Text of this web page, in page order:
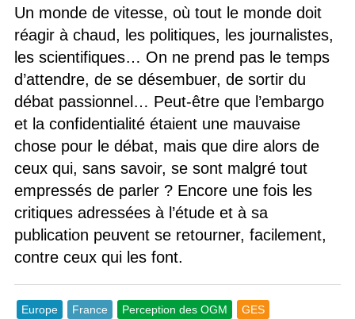
Un monde de vitesse, où tout le monde doit
réagir à chaud, les politiques, les journalistes,
les scientifiques… On ne prend pas le temps
d’attendre, de se désembuer, de sortir du
débat passionnel… Peut-être que l’embargo
et la confidentialité étaient une mauvaise
chose pour le débat, mais que dire alors de
ceux qui, sans savoir, se sont malgré tout
empressés de parler ? Encore une fois les
critiques adressées à l’étude et à sa
publication peuvent se retourner, facilement,
contre ceux qui les font.
Europe France Perception des OGM GES